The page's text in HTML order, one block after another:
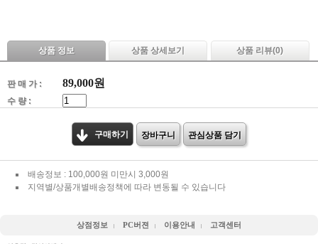
상품 정보 상품 상세보기 상품 리뷰(0)
판 매 가 : 89,000원
수 량 :
구매하기 장바구니 관심상품 담기
배송정보 : 100,000원 미만시 3,000원
지역별/상품개별배송정책에 따라 변동될 수 있습니다
상점정보 PC버젼 이용안내 고객센터